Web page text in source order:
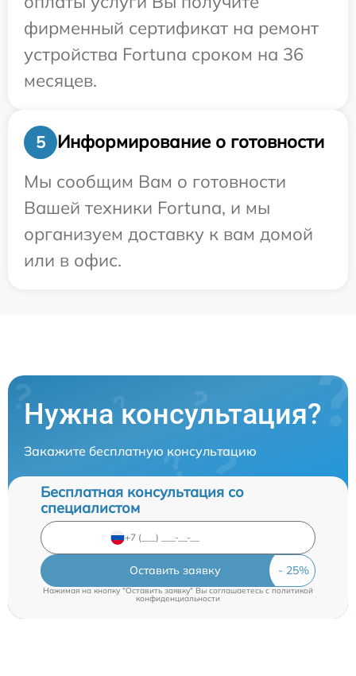
фирменный сертификат на ремонт
устройства Fortuna сроком на 36
месяцев.
5
Информирование о готовности
Мы сообщим Вам о готовности
Вашей техники Fortuna, и мы
организуем доставку к вам домой
или в офис.
Нужна консультация?
Закажите бесплатную консультацию
Бесплатная консультация со
специалистом
Оставить заявку
Нажимая на кнопку "Оставить заявку" Вы соглашаетесь cполитикой
конфиденциальности